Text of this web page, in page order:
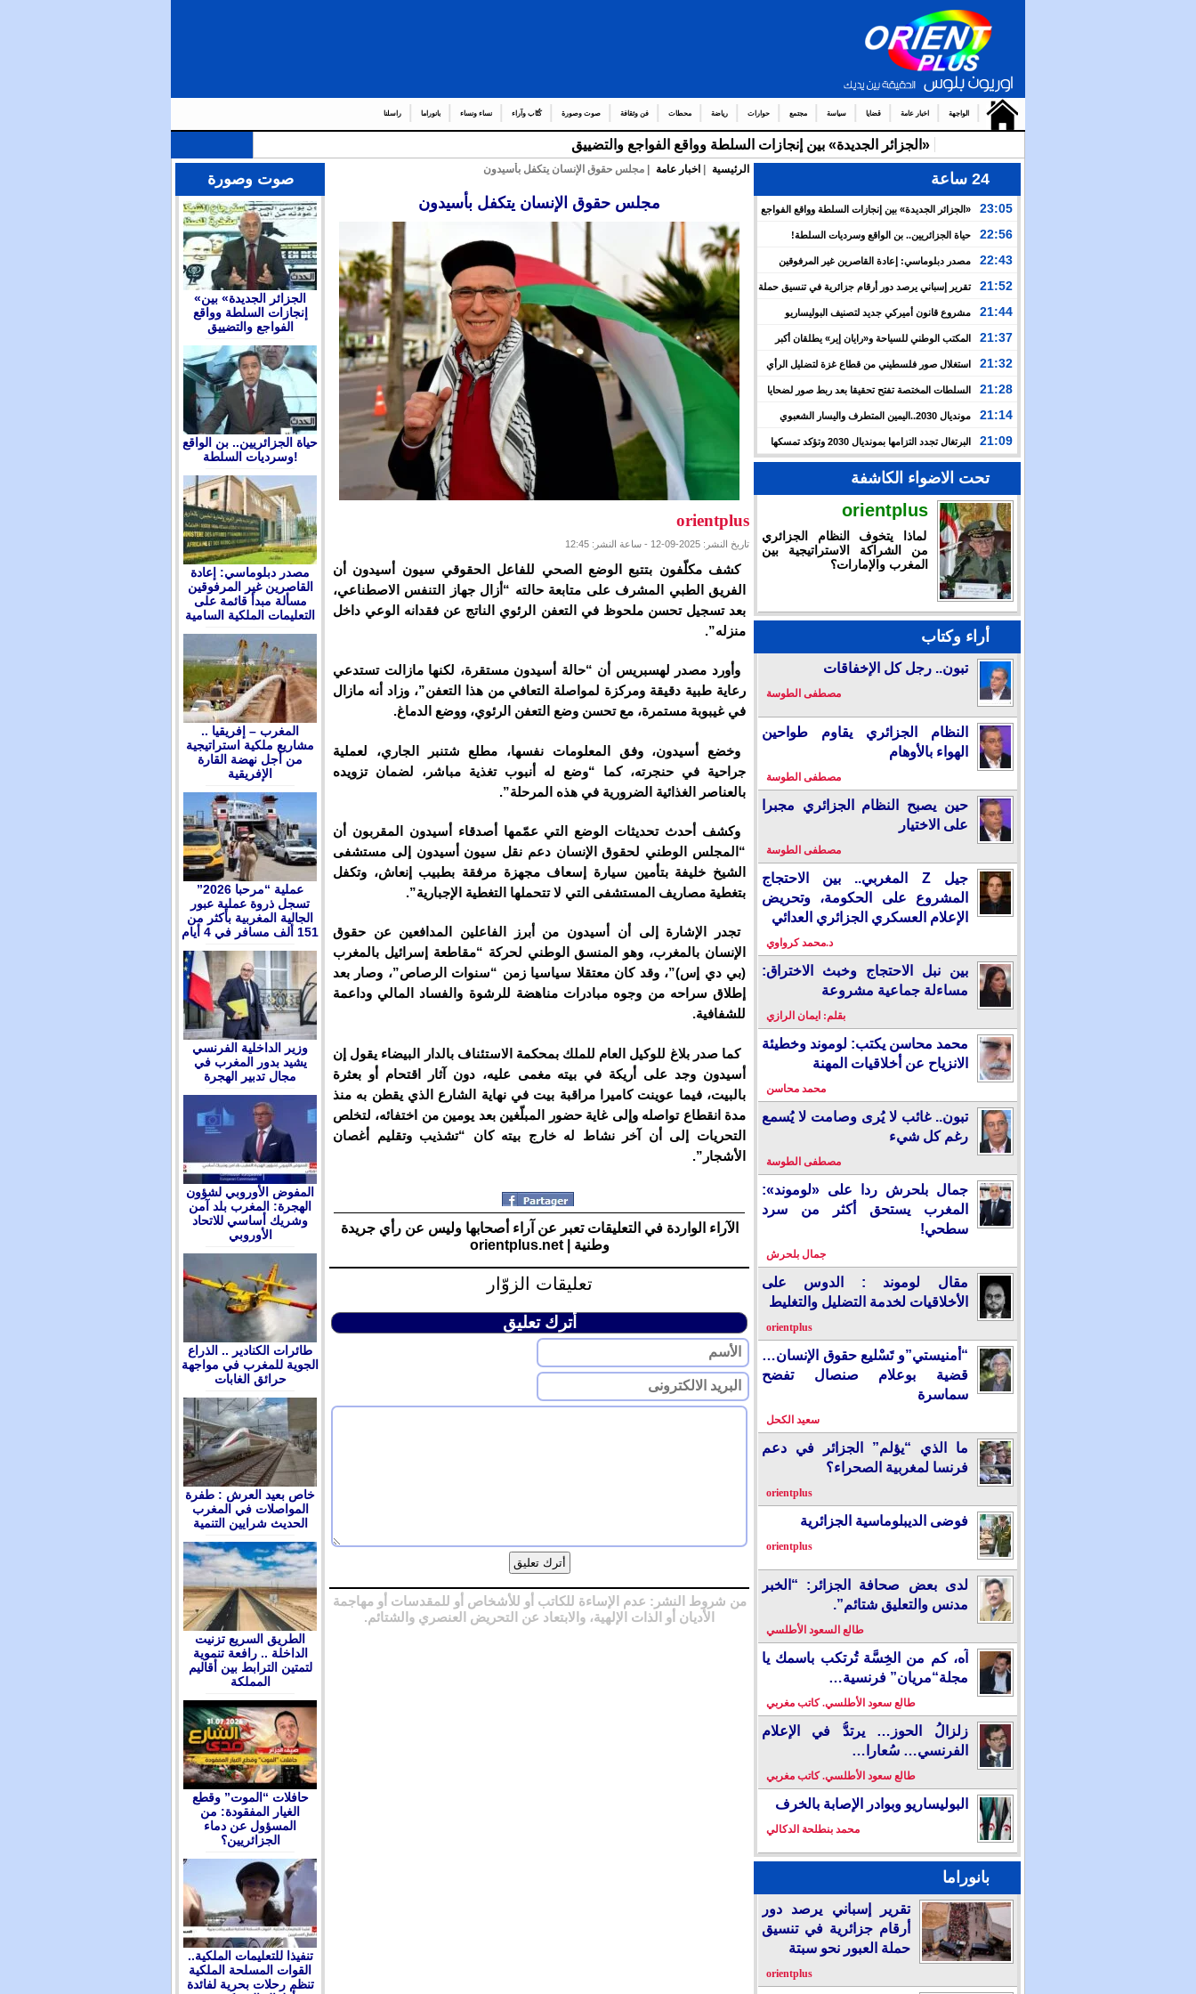
الواجهة اخبار عامة قضايا سياسة مجتمع حوارات رياضة محطات فن وثقافة صوت وصورة كُتّاب وآراء نساء ونساء بانوراما راسلنا
«الجزائر الجديدة» بين إنجازات السلطة وواقع الفواجع والتضييق
24 ساعة
23:05
«الجزائر الجديدة» بين إنجازات السلطة وواقع الفواجع
والتضييق
22:56 حياة الجزائريين.. بن الواقع وسرديات السلطة!
22:43
مصدر دبلوماسي: إعادة القاصرين غير المرفوقين
مسألة مبدأ قائمة على التعليمات الملكية السامية
21:52
تقرير إسباني يرصد دور أرقام جزائرية في تنسيق حملة
العبور نحو سبتة
21:44
مشروع قانون أميركي جديد لتصنيف البوليساريو
منظمة إرهابية
21:37
المكتب الوطني للسياحة و«رايان إير» يطلقان أكبر
برنامج جوي شتوي نحو المغرب
21:32
استغلال صور فلسطيني من قطاع غزة لتضليل الرأي
العام بشأن أحداث سبتة
21:28
السلطات المختصة تفتح تحقيقا بعد ربط صور لضحايا
حرب غزة بأحداث سبتة
21:14
مونديال 2030..اليمين المتطرف واليسار الشعبوي
يوظفان الهجرة لاستهداف المغرب
21:09
البرتغال تجدد التزامها بمونديال 2030 وتؤكد تمسكها
بالشراكة مع المغرب وإسبانيا
تحت الاضواء الكاشفة
orientplus
لماذا يتخوف النظام الجزائري
من الشراكة الاستراتيجية بين
المغرب والإمارات؟
أراء وكتاب
تبون.. رجل كل الإخفاقات
مصطفى الطوسة
النظام الجزائري يقاوم طواحين
الهواء بالأوهام
مصطفى الطوسة
حين يصبح النظام الجزائري مجبرا
على الاختيار
مصطفى الطوسة
جيل Z المغربي.. بين الاحتجاج
المشروع على الحكومة، وتحريض
الإعلام العسكري الجزائري العدائي
د.محمد كرواوي
بين نبل الاحتجاج وخبث الاختراق:
مساءلة جماعية مشروعة
بقلم: ايمان الرازي
محمد محاسن يكتب: لوموند وخطيئة
الانزياح عن أخلاقيات المهنة
محمد محاسن
تبون.. غائب لا يُرى وصامت لا يُسمع
رغم كل شيء
مصطفى الطوسة
جمال بلحرش ردا على «لوموند»:
المغرب يستحق أكثر من سرد
سطحي!
جمال بلحرش
مقال لوموند : الدوس على
الأخلاقيات لخدمة التضليل والتغليط
orientplus
“أمنيستي”و تَسْليع حقوق الإنسان…
قضية بوعلام صنصال تفضح
سماسرة
سعيد الكحل
ما الذي “يؤلم” الجزائر في دعم
فرنسا لمغربية الصحراء؟
orientplus
فوضى الديبلوماسية الجزائرية
orientplus
لدى بعض صحافة الجزائر: “الخبر
مدنس والتعليق شتائم”.
طالع السعود الأطلسي
آه، كم من الخِسَّة تُرتكب باسمك يا
مجلة“مريان” فرنسية…
طالع سعود الأطلسي. كاتب مغربي
زلزالُ الحوز… يرتدُّ في الإعلام
الفرنسي… سُعارا…
طالع سعود الأطلسي. كاتب مغربي
البوليساريو وبوادر الإصابة بالخرف
محمد بنطلحة الدكالي
بانوراما
تقرير إسباني يرصد دور
أرقام جزائرية في تنسيق
حملة العبور نحو سبتة
orientplus
الرئيسية اخبار عامة | مجلس حقوق الإنسان يتكفل بأسيدون
مجلس حقوق الإنسان يتكفل بأسيدون
orientplus
تاريخ النشر: 2025-09-12 - ساعة النشر: 12:45
كشف مكلّفون بتتبع الوضع الصحي للفاعل الحقوقي سيون أسيدون أن
الفريق الطبي المشرف على متابعة حالته “أزال جهاز التنفس الاصطناعي،
بعد تسجيل تحسن ملحوظ في التعفن الرئوي الناتج عن فقدانه الوعي داخل
منزله”.
وأورد مصدر لهسبريس أن “حالة أسيدون مستقرة، لكنها مازالت تستدعي
رعاية طبية دقيقة ومركزة لمواصلة التعافي من هذا التعفن”، وزاد أنه مازال
في غيبوبة مستمرة، مع تحسن وضع التعفن الرئوي، ووضع الدماغ.
وخضع أسيدون، وفق المعلومات نفسها، مطلع شتنبر الجاري، لعملية
جراحية في حنجرته، كما “وضع له أنبوب تغذية مباشر، لضمان تزويده
بالعناصر الغذائية الضرورية في هذه المرحلة”.
وكشف أحدث تحديثات الوضع التي عمّمها أصدقاء أسيدون المقربون أن
“المجلس الوطني لحقوق الإنسان دعم نقل سيون أسيدون إلى مستشفى
الشيخ خليفة بتأمين سيارة إسعاف مجهزة مرفقة بطبيب إنعاش، وتكفل
بتغطية مصاريف المستشفى التي لا تتحملها التغطية الإجبارية”.
تجدر الإشارة إلى أن أسيدون من أبرز الفاعلين المدافعين عن حقوق
الإنسان بالمغرب، وهو المنسق الوطني لحركة “مقاطعة إسرائيل بالمغرب
(بي دي إس)”، وقد كان معتقلا سياسيا زمن “سنوات الرصاص”، وصار بعد
إطلاق سراحه من وجوه مبادرات مناهضة للرشوة والفساد المالي وداعمة
للشفافية.
كما صدر بلاغ للوكيل العام للملك بمحكمة الاستئناف بالدار البيضاء يقول إن
أسيدون وجد على أريكة في بيته مغمى عليه، دون آثار اقتحام أو بعثرة
بالبيت، فيما عوينت كاميرا مراقبة بيت في نهاية الشارع الذي يقطن به منذ
مدة انقطاع تواصله وإلى غاية حضور المبلّغين بعد يومين من اختفائه، لتخلص
التحريات إلى أن آخر نشاط له خارج بيته كان “تشذيب وتقليم أغصان
الأشجار”.
الآراء الواردة في التعليقات تعبر عن آراء أصحابها وليس عن رأي جريدة
وطنية | orientplus.net
تعليقات الزوّار
أترك تعليق
من شروط النشر: عدم الإساءة للكاتب أو للأشخاص أو للمقدسات أو مهاجمة
الأديان أو الذات الإلهية، والابتعاد عن التحريض العنصري والشتائم.
صوت وصورة
«الجزائر الجديدة» بين
إنجازات السلطة وواقع
الفواجع والتضييق
حياة الجزائريين.. بن الواقع
وسرديات السلطة!
مصدر دبلوماسي: إعادة
القاصرين غير المرفوقين
مسألة مبدأ قائمة على
التعليمات الملكية السامية
المغرب – إفريقيا ..
مشاريع ملكية استراتيجية
من أجل نهضة القارة
الإفريقية
عملية “مرحبا 2026”
تسجل ذروة عملية عبور
الجالية المغربية بأكثر من
151 ألف مسافر في 4 أيام
وزير الداخلية الفرنسي
يشيد بدور المغرب في
مجال تدبير الهجرة
المفوض الأوروبي لشؤون
الهجرة: المغرب بلد آمن
وشريك أساسي للاتحاد
الأوروبي
طائرات الكنادير .. الذراع
الجوية للمغرب في مواجهة
حرائق الغابات
ﺧﺎﺹ ﺑﻌﻴﺪ ﺍﻟﻌﺮﺵ : ﻃﻔﺮﺓ
ﺍﻟﻤﻮﺍﺻﻼﺕ ﻓﻲ ﺍﻟﻤﻐﺮﺏ
ﺍﻟﺤﺪﻳﺚ ﺷﺮﺍﻳﻴﻦ ﺍﻟﺘﻨﻤﻴﺔ
الطريق السريع تزنيت
الداخلة .. رافعة تنموية
لتمتين الترابط بين أقاليم
المملكة
حافلات “الموت” وقطع
الغيار المفقودة: من
المسؤول عن دماء
الجزائريين؟
تنفيذا للتعليمات الملكية..
القوات المسلحة الملكية
تنظم رحلات بحرية لفائدة